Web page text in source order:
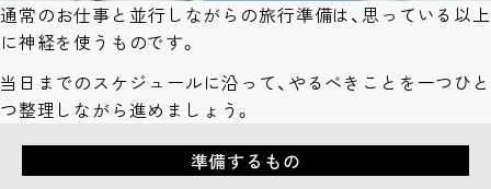
通常のお仕事と並行しながらの旅行準備は、思っている以上
に神経を使うものです。
当日までのスケジュールに沿って、やるべきことを一つひと
つ整理しながら進めましょう。
準備するもの